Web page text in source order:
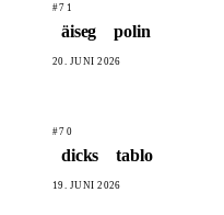
#71
äiseg polin
20. JUNI 2026
#70
dicks tablo
19. JUNI 2026